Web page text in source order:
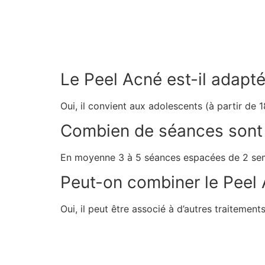
Le Peel Acné est-il
Oui, il convient aux adolescents (à partir de
Combien de séances
En moyenne 3 à 5 séances espacées de 2
Peut-on combiner le Peel
Oui, il peut être associé à d’autres